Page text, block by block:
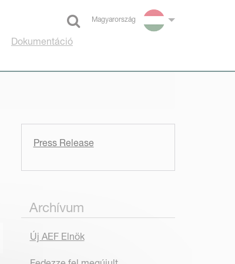
Magyarország
Select language
Dokumentáció
Press Release
Archívum
Új AEF Elnök